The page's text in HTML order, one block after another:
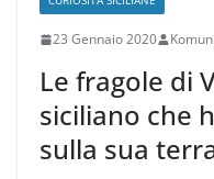
23 Gennaio 2020
Le fragole di
siciliano che
sulla sua